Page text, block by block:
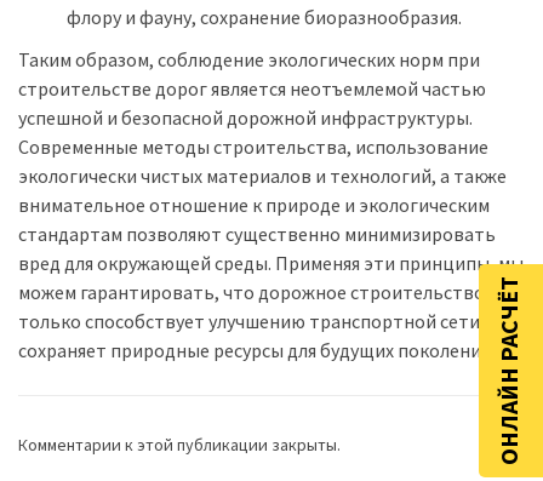
флору и фауну, сохранение биоразнообразия.
Таким образом, соблюдение экологических норм при
строительстве дорог является неотъемлемой частью
успешной и безопасной дорожной инфраструктуры.
Современные методы строительства, использование
экологически чистых материалов и технологий, а также
внимательное отношение к природе и экологическим
стандартам позволяют существенно минимизировать
вред для окружающей среды. Применяя эти принципы, мы
можем гарантировать, что дорожное строительство не
только способствует улучшению транспортной сети, но и
сохраняет природные ресурсы для будущих поколений.
Комментарии к этой публикации закрыты. ОНЛАЙН РАСЧЁТ